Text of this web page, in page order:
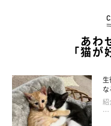
あわ
「猫
生
紹
…